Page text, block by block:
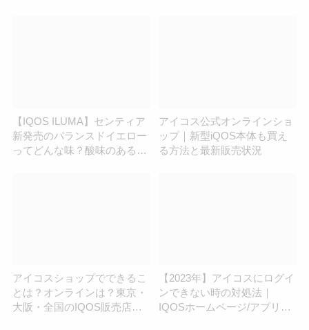
【IQOS ILUMA】センティア
新発売のバランスドイエロー
ってどんな味？酸味のある味
アイコス公式オンラインショ
ップ｜新型iQOS本体も買え
る方法と最新販売状況
アイコスショップでできるこ
とは？オンラインは？東京・
大阪・全国のIQOS販売店を
【2023年】アイコスにログイ
ンできない時の対処法｜
IQOSホームページ/アプリの